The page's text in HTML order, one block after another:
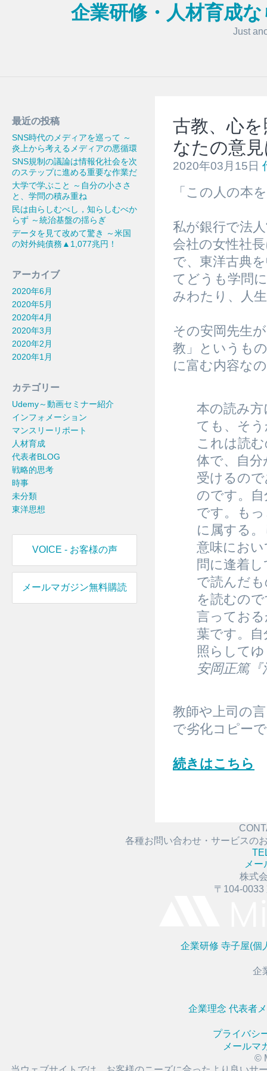
企業研修・人材育成
Just
最近の投稿
SNS時代のメディアを巡って ～
炎上から考えるメディアの悪循環
SNS規制の議論は情報化社会を次
のステップに進める重要な作業だ
大学で学ぶこと ～自分の小ささ
と、学問の積み重ね
民は由らしむべし，知らしむべか
らず ～統治基盤の揺らぎ
データを見て改めて驚き ～米国
の対外純債務▲1,077兆円！
アーカイブ
2020年6月
2020年5月
2020年4月
2020年3月
2020年2月
2020年1月
カテゴリー
Udemy～動画セミナー紹介
インフォメーション
マンスリーリポート
人材育成
代表者BLOG
戦略的思考
時事
未分類
東洋思想
VOICE - お客様の声
メールマガジン無料購読
古教、心
なたの意
2020年03月15日
「この人の本
私が銀行で法
会社の女性社
で、東洋古典
てどうも学問
みわたり、人
その安岡先生
教」というも
に富む内容な
本の読み
ても、そ
これは読
体で、自
受けるの
のです。
です。も
に属する
意味にお
問に逢着
で読んだ
を読むの
言ってお
葉です。
照らして
安岡正篤
教師や上司の
で劣化コピー
続きはこちら
各種お問い合わせ・サービスの
メ
株式
〒104-0033
企業研修 寺子屋(個
企
企業理念 代表者
プライバシ
メールマ
©